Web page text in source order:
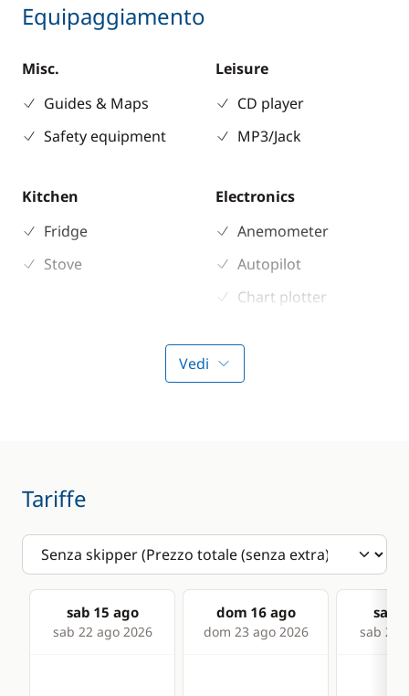
Equipaggiamento
Misc.
Guides & Maps
Safety equipment
Leisure
CD player
MP3/Jack
Kitchen
Fridge
Stove
Electronics
Anemometer
Autopilot
Chart plotter
Deck equipment
Bow thruster
Capottina
paraspruzzi
Cockpit table
Solar Panel
Vedi
Tariffe
sab 15 ago
sab 22 ago 2026
dom 16 ago
dom 23 ago 2026
sab
sab 29